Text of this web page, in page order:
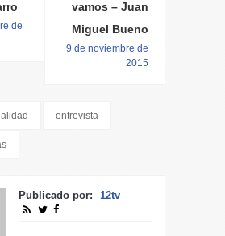
de
vamos – Juan
Miguel Bueno
9 de noviembre de
2015
entrevista
Publicado por: 12tv